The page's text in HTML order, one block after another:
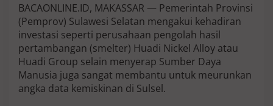
H
u
a
d
i
G
r
o
BACAONLINE.ID, MAKASSAR — Pemerintah Provinsi
(Pemprov) Sulawesi Selatan mengakui kehadiran
investasi seperti perusahaan pengolah hasil
pertambangan (smelter) Huadi Nickel Alloy atau
Huadi Group selain menyerap Sumber Daya
Manusia juga sangat membantu untuk meurunkan
angka data kemiskinan di Sulsel.